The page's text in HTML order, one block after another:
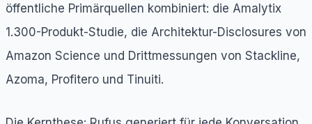
öffentliche Primärquellen kombiniert: die Amalytix
1.300-Produkt-Studie, die Architektur-Disclosures von
Amazon Science und Drittmessungen von Stackline,
Azoma, Profitero und Tinuiti.